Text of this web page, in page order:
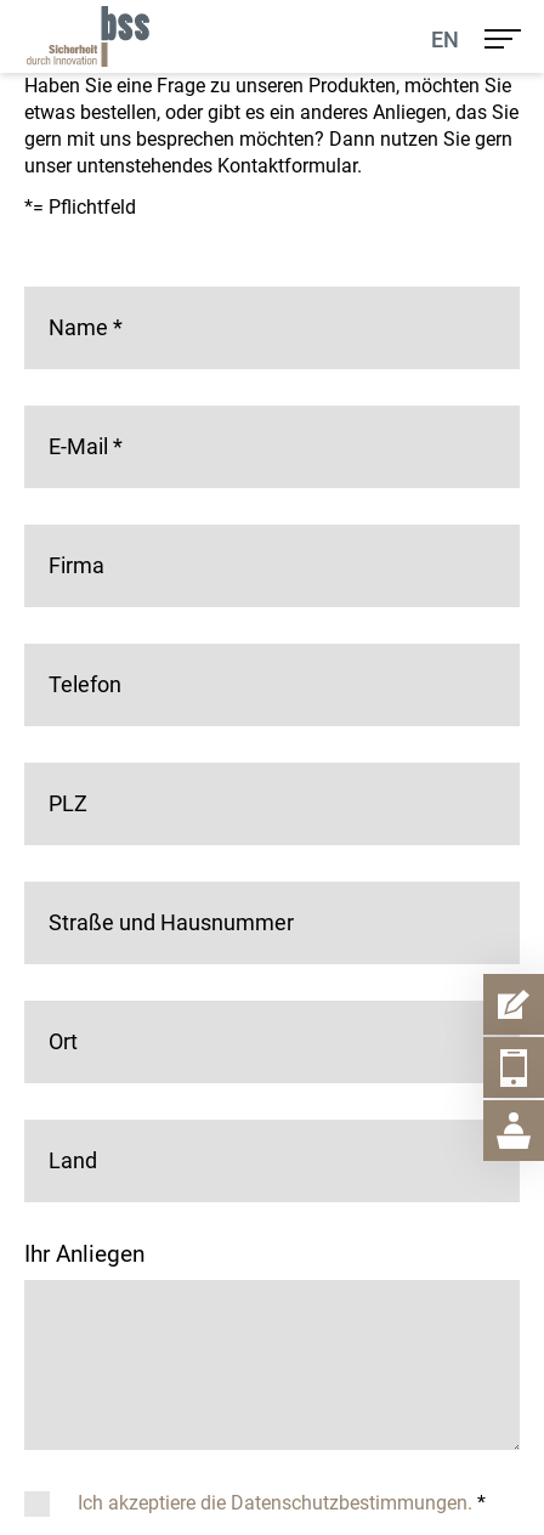
EN
Ihr Kontakt zu uns
Haben Sie eine Frage zu unseren Produkten, möchten Sie
etwas bestellen, oder gibt es ein anderes Anliegen, das Sie
gern mit uns besprechen möchten? Dann nutzen Sie gern
unser untenstehendes Kontaktformular.
*= Pflichtfeld
Name *
E-Mail *
Firma
Telefon
PLZ
Straße und Hausnummer
Ort
Land
Ihr Anliegen
Ich akzeptiere die Datenschutzbestimmungen. *